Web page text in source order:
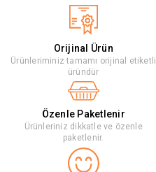
Orijinal Ürün
Ürünleriminiz tamamı orijinal etiketli
üründür
Özenle Paketlenir
Ürünleriniz dikkatle ve özenle
paketlenir.